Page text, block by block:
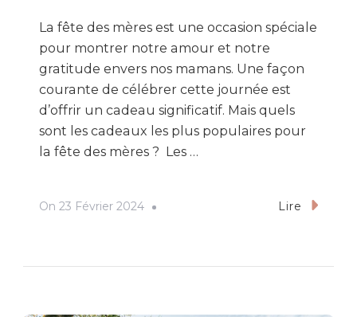
La fête des mères est une occasion spéciale
pour montrer notre amour et notre
gratitude envers nos mamans. Une façon
courante de célébrer cette journée est
d’offrir un cadeau significatif. Mais quels
sont les cadeaux les plus populaires pour
la fête des mères ? Les …
On 23 Février 2024 Lire